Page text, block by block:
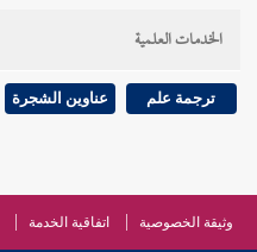
الخدمات العلمية
ترجمة علم عناوين الشجرة
وثيقة الخصوصية اتفاقية الخدمة